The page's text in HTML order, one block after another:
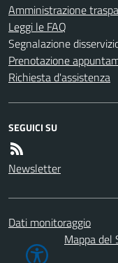
Amministrazione
Leggi le FAQ
Segnalazione
Prenotazione
Richiesta d'assistenza
SEGUICI SU
Newsletter
Dati monitoraggio
Mappa del